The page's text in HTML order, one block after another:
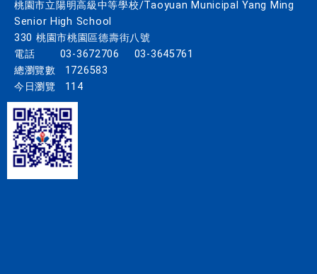
桃園市立陽明高級中等學校/Taoyuan Municipal Yang Ming
Senior High School
330 桃園市桃園區德壽街八號
電話
03-3672706
03-3645761
總瀏覽數
1726583
今日瀏覽
114